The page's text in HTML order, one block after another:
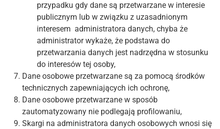
przypadku gdy dane są przetwarzane w interesie
publicznym lub w związku z uzasadnionym
interesem administratora danych, chyba że
administrator wykaże, że podstawa do
przetwarzania danych jest nadrzędna w stosunku
do interesów tej osoby,
Dane osobowe przetwarzane są za pomocą środków
technicznych zapewniających ich ochronę,
Dane osobowe przetwarzane w sposób
zautomatyzowany nie podlegają profilowaniu,
Skargi na administratora danych osobowych wnosi się